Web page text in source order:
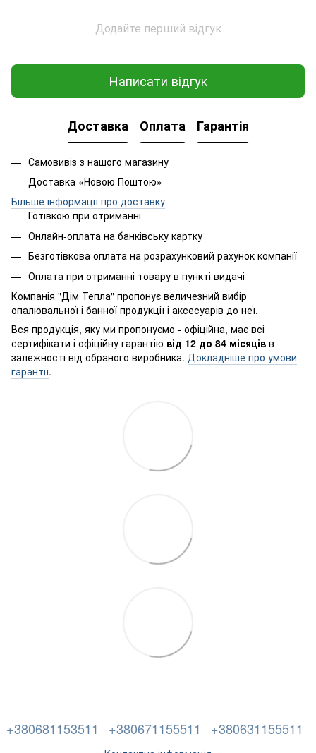
Додайте перший відгук
Написати відгук
Доставка Оплата Гарантія
Самовивіз з нашого магазину
Доставка «Новою Поштою»
Більше інформації про доставку
Готівкою при отриманні
Онлайн-оплата на банківську картку
Безготівкова оплата на розрахунковий рахунок компанії
Оплата при отриманні товару в пункті видачі
Компанія "Дім Тепла" пропонує величезний вибір
опалювальної і банної продукції і аксесуарів до неї.
Вся продукція, яку ми пропонуємо - офіційна, має всі
сертифікати і офіційну гарантію від 12 до 84 місяців в
залежності від обраного виробника. Докладніше про умови
гарантії.
+380681153511 +380671155511 +380631155511